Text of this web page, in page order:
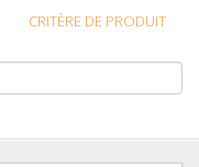
CRITÈRE DE PRODUIT